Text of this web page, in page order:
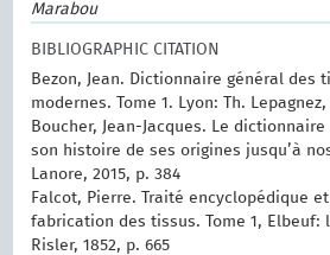
Marabou
BIBLIOGRAPHIC CITATION
Bezon, Jean. Dictionnaire général des
modernes. ‎Tome 1.‎ Lyon: Th. Lepagnez,
Boucher, Jean-Jacques. Le
son histoire de ses origines jusqu’à
Lanore, 2015, p. 384
Falcot, Pierre. Traité encyclopédique
fabrication des tissus. Tome 1, Elbeuf:
Risler, 1852, p. 665